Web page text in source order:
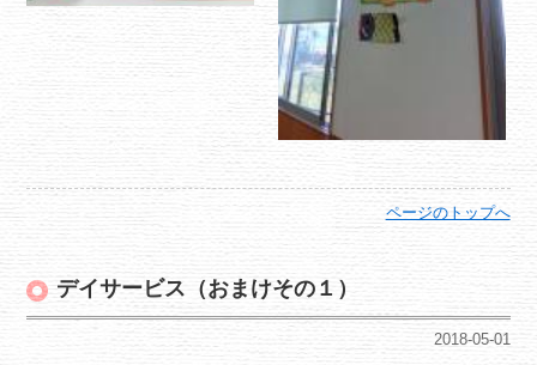
ページのトップへ
デイサービス（おまけその１）
2018-05-01